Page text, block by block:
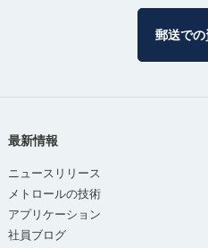
郵送で
最新情報
ニュースリリース
メトロールの技術
アプリケーション
社員ブログ